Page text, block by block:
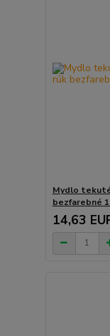
Mydlo tekuté
bezfarebné
14,63